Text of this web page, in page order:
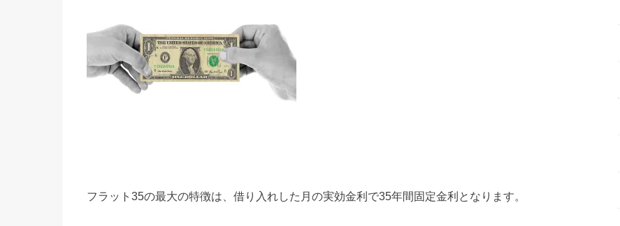
フラット35の最大の特徴は、借り入れした月の実効金利で35年間固定金利となります。